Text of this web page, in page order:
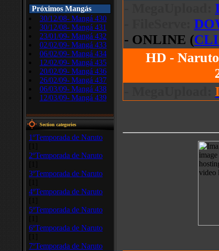
Próximos Mangás
30/12/08- Mangá 430
30/12/08- Mangá 431
23/01/09- Mangá 432
02/02/09- Mangá 433
06/02/09- Mangá 434
12/02/09- Mangá 435
20/02/09- Mangá 436
26/02/09- Mangá 437
06/03/09- Mangá 438
12/03/09- Mangá 439
Section categories
1ºTemporada de Naruto
2ºTemporada de Naruto
3ºTemporada de Naruto
4ºTemporada de Naruto
5ºTemporada de Naruto
6ºTemporada de Naruto
7ºTemporada de Naruto
- ONLINE (
HD -